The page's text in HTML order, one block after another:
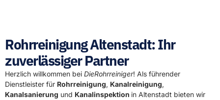
Rohrreinigung Altenstadt: Ihr
zuverlässiger Partner
Herzlich willkommen bei DieRohrreiniger! Als führender
Dienstleister für Rohrreinigung, Kanalreinigung,
Kanalsanierung und Kanalinspektion in Altenstadt bieten wir